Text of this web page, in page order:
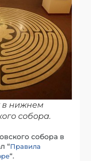
в нижнем
собора.
собора в
“Правила
“.